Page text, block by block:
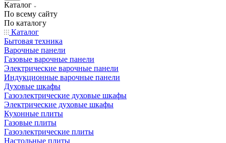
Каталог
По всему сайту
По каталогу
Каталог
Бытовая техника
Варочные панели
Газовые варочные панели
Электрические варочные панели
Индукционные варочные панели
Духовые шкафы
Газоэлектрические духовые шкафы
Электрические духовые шкафы
Кухонные плиты
Газовые плиты
Газоэлектрические плиты
Настольные плиты